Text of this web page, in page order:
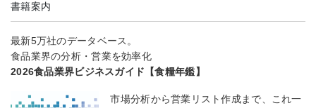
書籍案内
最新5万社のデータベース。
食品業界の分析・営業を効率化
2026食品業界ビジネスガイド【食糧年鑑】
市場分析から営業リスト作成まで、これ一